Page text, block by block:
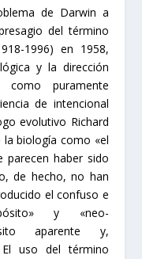
de Darwin a
del término
1996) en 1958,
y la dirección
puramente
de intencional
evolutivo Richard
la biología como «el
parecen haber sido
de hecho, no han
el confuso e
y «neo-
aparente y,
El uso del término